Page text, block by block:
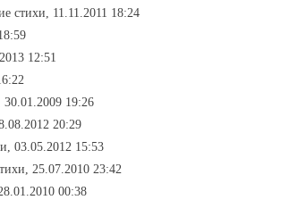
стихи, 11.11.2011 18:24
12:51
19:26
20:29
03.05.2012 15:53
25.07.2010 23:42
00:38